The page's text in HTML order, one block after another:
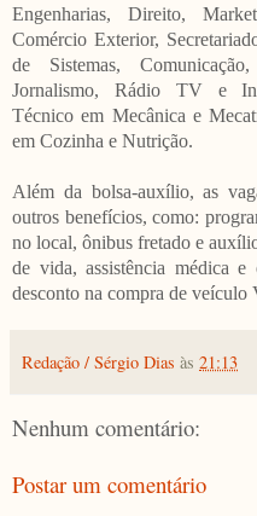
Engenharias, Direito,
Comércio Exterior,
de Sistemas,
Jornalismo, Rádio TV e
Técnico em Mecânica e
em Cozinha e Nutrição.
Além da bolsa-auxílio, as
outros benefícios, como:
no local, ônibus fretado e
de vida, assistência médica e
desconto na compra de veículo
Redação / Sérgio Dias às 21:13
Nenhum comentário:
Postar um comentário